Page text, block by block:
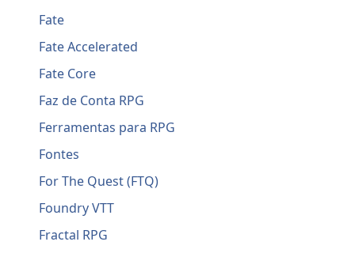
Fate
Fate Accelerated
Fate Core
Faz de Conta RPG
Ferramentas para RPG
Fontes
For The Quest (FTQ)
Foundry VTT
Fractal RPG